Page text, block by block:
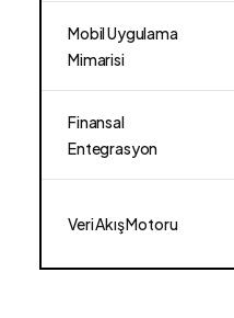
Mobil Uygulama
Mimarisi
Finansal
Entegrasyon
Veri Akış Motoru